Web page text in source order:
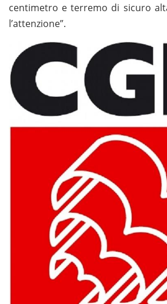
centimetro e terremo di sicuro
l’attenzione”.